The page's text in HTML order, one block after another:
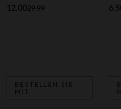
29.99
12.00
BESTELLEN SIE
MIT